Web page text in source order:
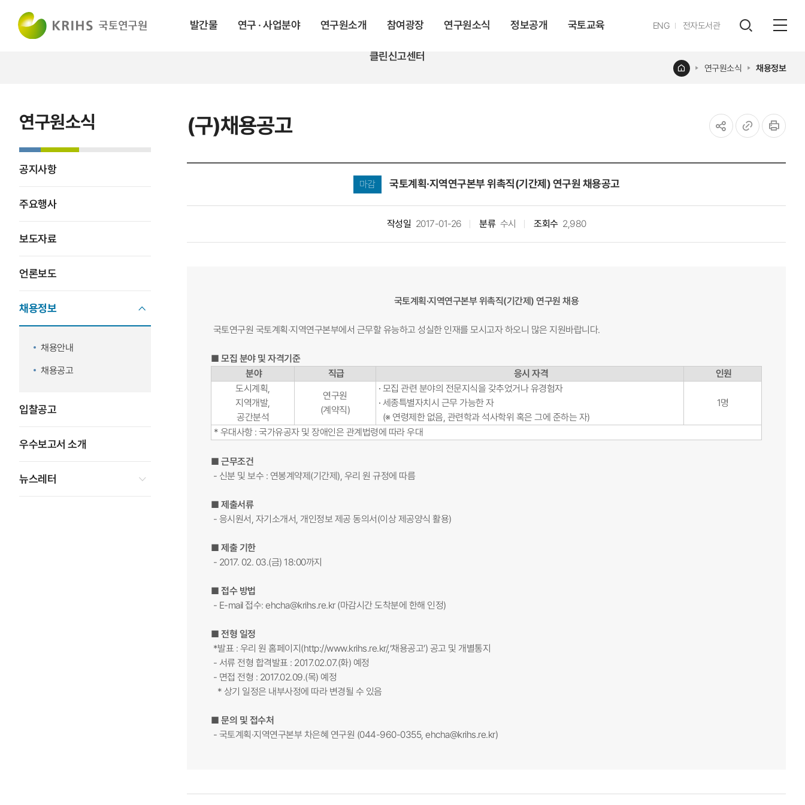
발간물 연구 · 사업분야 연구원소개 참여광장 연구원소식 정보공개 국토교육
클린신고센터
ENG영문전자도서관
레이어
(구)채용공고
홈 연구원소식 채용정보
연구원소식
공지사항
주요행사
보도자료
언론보도
채용정보
채용안내
채용공고
입찰공고
우수보고서 소개
뉴스레터
마감 국토계획·지역연구본부 위촉직(기간제) 연구원 채용공고
작성일 2017-01-26 분류 수시 조회수 2,980
국토계획·지역연구본부 위촉직(기간제) 연구원 채용
국토연구원 국토계획·지역연구본부에서 근무할 유능하고 성실한 인재를 모시고자 하오니 많은 지원바랍니다.
■ 모집 분야 및 자격기준
분야
직급 응시 자격
인원
도시계획,
지역개발,
공간분석
연구원
(계약직)
∙ 모집 관련 분야의 전문지식을 갖추었거나 유경험자
∙ 세종특별자치시 근무 가능한 자
(※ 연령제한 없음, 관련학과 석사학위 혹은 그에 준하는 자)
1명
* 우대사항 : 국가유공자 및 장애인은 관계법령에 따라 우대
■ 근무조건
- 신분 및 보수 : 연봉계약제(기간제), 우리 원 규정에 따름
■ 제출서류
- 응시원서, 자기소개서, 개인정보 제공 동의서(이상 제공양식 활용)
■ 제출 기한
- 2017. 02. 03.(금) 18:00까지
■ 접수 방법
- E-mail 접수: ehcha@krihs.re.kr(마감시간 도착분에 한해 인정)
■ 전형 일정
*발표 : 우리 원 홈페이지(http://www.krihs.re.kr/,‘채용공고’) 공고 및 개별통지
- 서류 전형 합격발표 : 2017.02.07.(화) 예정
- 면접 전형 : 2017.02.09.(목) 예정
* 상기 일정은 내부사정에 따라 변경될 수 있음
■ 문의 및 접수처
- 국토계획·지역연구본부 차은혜 연구원 (044-960-0355, ehcha@krihs.re.kr)​